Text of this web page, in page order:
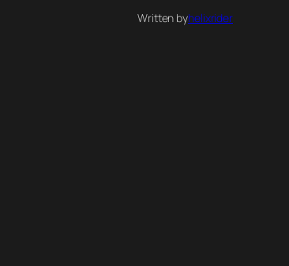
Written byhelixrider